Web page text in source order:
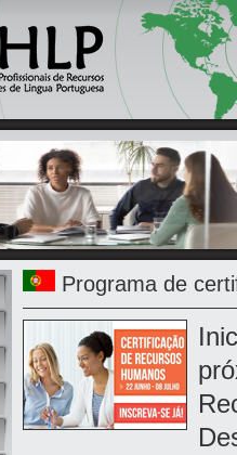
Programa de